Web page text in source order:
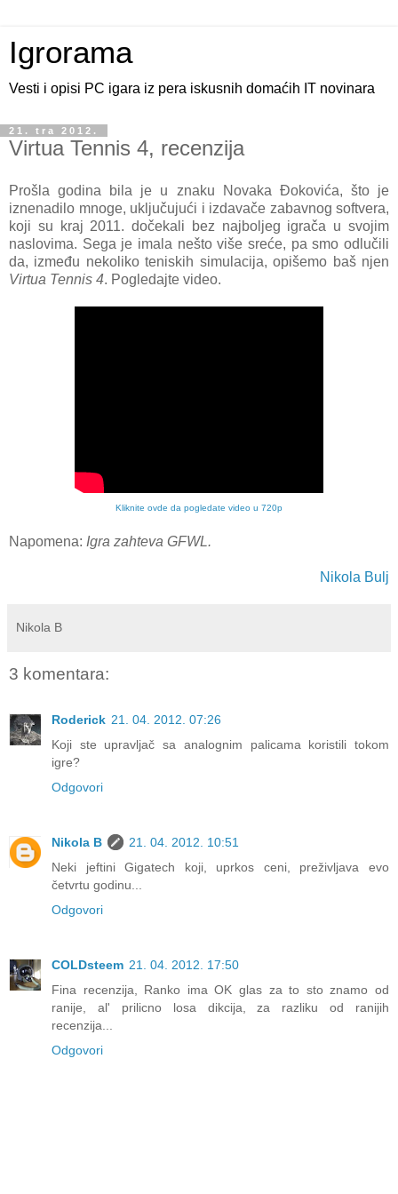
Igrorama
Vesti i opisi PC igara iz pera iskusnih domaćih IT novinara
21. tra 2012.
Virtua Tennis 4, recenzija
Prošla godina bila je u znaku Novaka Đokovića, što je
iznenadilo mnoge, uključujući i izdavače zabavnog softvera,
koji su kraj 2011. dočekali bez najboljeg igrača u svojim
naslovima. Sega je imala nešto više sreće, pa smo odlučili
da, između nekoliko teniskih simulacija, opišemo baš njen
Virtua Tennis 4. Pogledajte video.
Kliknite ovde da pogledate video u 720p
Napomena: Igra zahteva GFWL.
Nikola Bulj
Nikola B
3 komentara:
Roderick 21. 04. 2012. 07:26
Koji ste upravljač sa analognim palicama koristili tokom
igre?
Odgovori
Nikola B
21. 04. 2012. 10:51
Neki jeftini Gigatech koji, uprkos ceni, preživljava evo
četvrtu godinu...
Odgovori
COLDsteem 21. 04. 2012. 17:50
Fina recenzija, Ranko ima OK glas za to sto znamo od
ranije, al' prilicno losa dikcija, za razliku od ranijih
recenzija...
Odgovori